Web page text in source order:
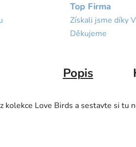
Top Firma
Získali jsme díky
Děkujeme
Popis
kolekce Love Birds a sestavte si tu